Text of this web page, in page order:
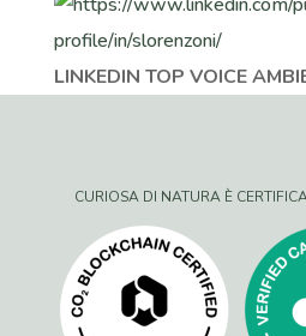
LINKEDIN TOP VOICE
CURIOSA DI NATURA È